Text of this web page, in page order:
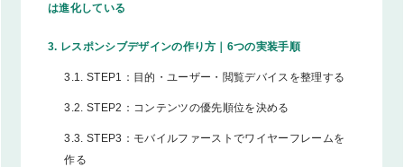
は進化している
3. レスポンシブデザインの作り方｜6つの実装手順
3.1. STEP1：目的・ユーザー・閲覧デバイスを整理する
3.2. STEP2：コンテンツの優先順位を決める
3.3. STEP3：モバイルファーストでワイヤーフレームを
作る